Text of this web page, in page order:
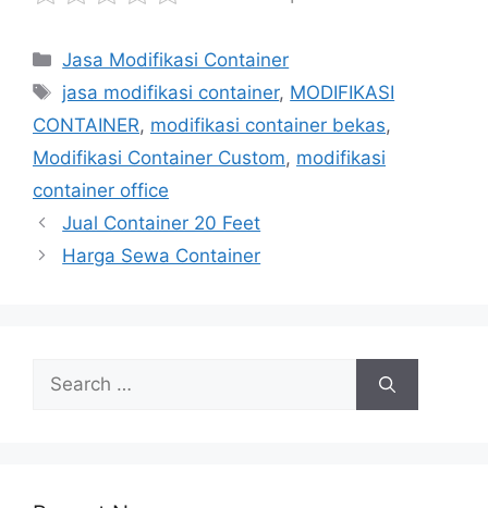
Categories
Jasa Modifikasi Container
Tags
jasa modifikasi container, MODIFIKASI
CONTAINER, modifikasi container bekas,
Modifikasi Container Custom, modifikasi
container office
Jual Container 20 Feet
Harga Sewa Container
Search
for: